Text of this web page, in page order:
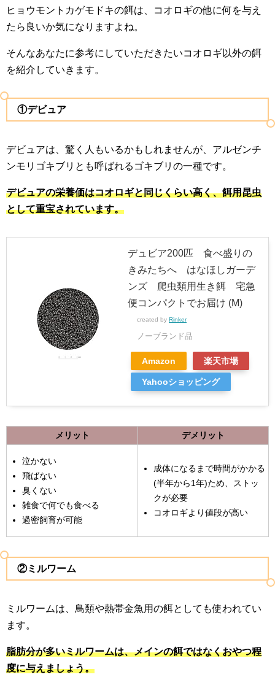
ヒョウモントカゲモドキの餌は、コオロギの他に何を与え
たら良いか気になりますよね。
そんなあなたに参考にしていただきたいコオロギ以外の餌
を紹介していきます。
①デビュア
デビュアは、驚く人もいるかもしれませんが、アルゼンチ
ンモリゴキブリとも呼ばれるゴキブリの一種です。
デビュアの栄養価はコオロギと同じくらい高く、餌用昆虫
として重宝されています。
デュビア200匹 食べ盛りの
きみたちへ はなほしガーデ
ンズ 爬虫類用生き餌 宅急
便コンパクトでお届け (M)
created by Rinker
ノーブランド品
Amazon 楽天市場
Yahooショッピング
メリット デメリット
泣かない
飛ばない
臭くない
雑食で何でも食べる
過密飼育が可能
成体になるまで時間がかかる
(半年から1年)ため、ストッ
クが必要
コオロギより値段が高い
②ミルワーム
ミルワームは、鳥類や熱帯金魚用の餌としても使われてい
ます。
脂肪分が多いミルワームは、メインの餌ではなくおやつ程
度に与えましょう。